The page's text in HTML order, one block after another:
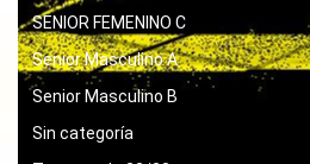
SENIOR FEMENINO C
Senior Masculino A
Senior Masculino B
Sin categoría